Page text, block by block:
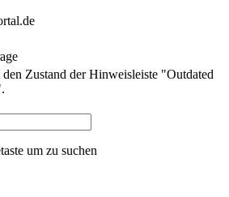
den Zustand der Hinweisleiste "Outdated
um zu suchen